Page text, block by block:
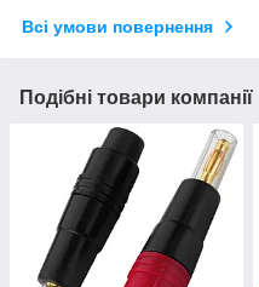
Всі умови повернення
Подібні товари компанії